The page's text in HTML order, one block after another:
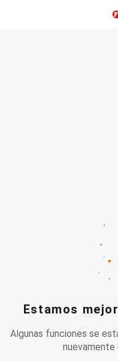
Estamos
Algunas funciones se
nuevamente